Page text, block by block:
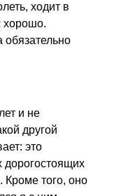
ходит в
хорошо.
обязательно
и не
другой
это
дорогостоящих
Кроме того, оно